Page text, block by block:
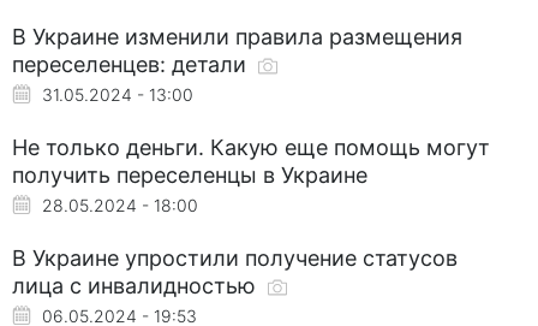
В Украине изменили правила размещения
переселенцев: детали
31.05.2024 - 13:00
Не только деньги. Какую еще помощь могут
получить переселенцы в Украине
28.05.2024 - 18:00
В Украине упростили получение статусов
лица с инвалидностью
06.05.2024 - 19:53